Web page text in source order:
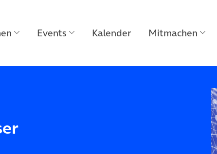
Events Kalender Mitmachen